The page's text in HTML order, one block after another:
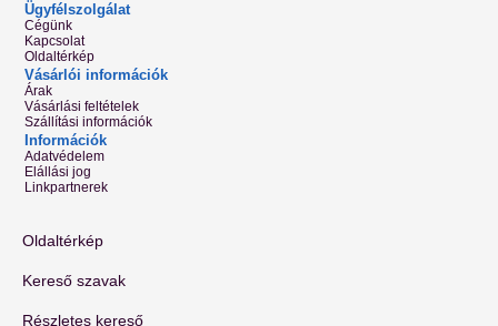
Ügyfélszolgálat
Cégünk
Kapcsolat
Oldaltérkép
Vásárlói információk
Árak
Vásárlási feltételek
Szállítási információk
Információk
Adatvédelem
Elállási jog
Linkpartnerek
Oldaltérkép
Kereső szavak
Részletes kereső